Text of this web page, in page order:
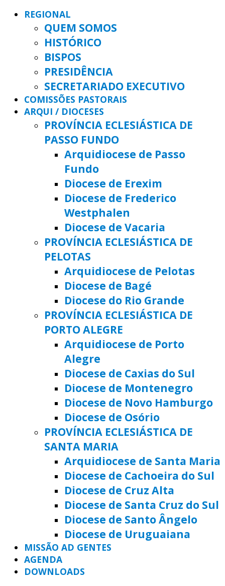
REGIONAL
QUEM SOMOS
HISTÓRICO
BISPOS
PRESIDÊNCIA
SECRETARIADO EXECUTIVO
COMISSÕES PASTORAIS
ARQUI / DIOCESES
PROVÍNCIA ECLESIÁSTICA DE
PASSO FUNDO
Arquidiocese de Passo
Fundo
Diocese de Erexim
Diocese de Frederico
Westphalen
Diocese de Vacaria
PROVÍNCIA ECLESIÁSTICA DE
PELOTAS
Arquidiocese de Pelotas
Diocese de Bagé
Diocese do Rio Grande
PROVÍNCIA ECLESIÁSTICA DE
PORTO ALEGRE
Arquidiocese de Porto
Alegre
Diocese de Caxias do Sul
Diocese de Montenegro
Diocese de Novo Hamburgo
Diocese de Osório
PROVÍNCIA ECLESIÁSTICA DE
SANTA MARIA
Arquidiocese de Santa Maria
Diocese de Cachoeira do Sul
Diocese de Cruz Alta
Diocese de Santa Cruz do Sul
Diocese de Santo Ângelo
Diocese de Uruguaiana
MISSÃO AD GENTES
AGENDA
DOWNLOADS